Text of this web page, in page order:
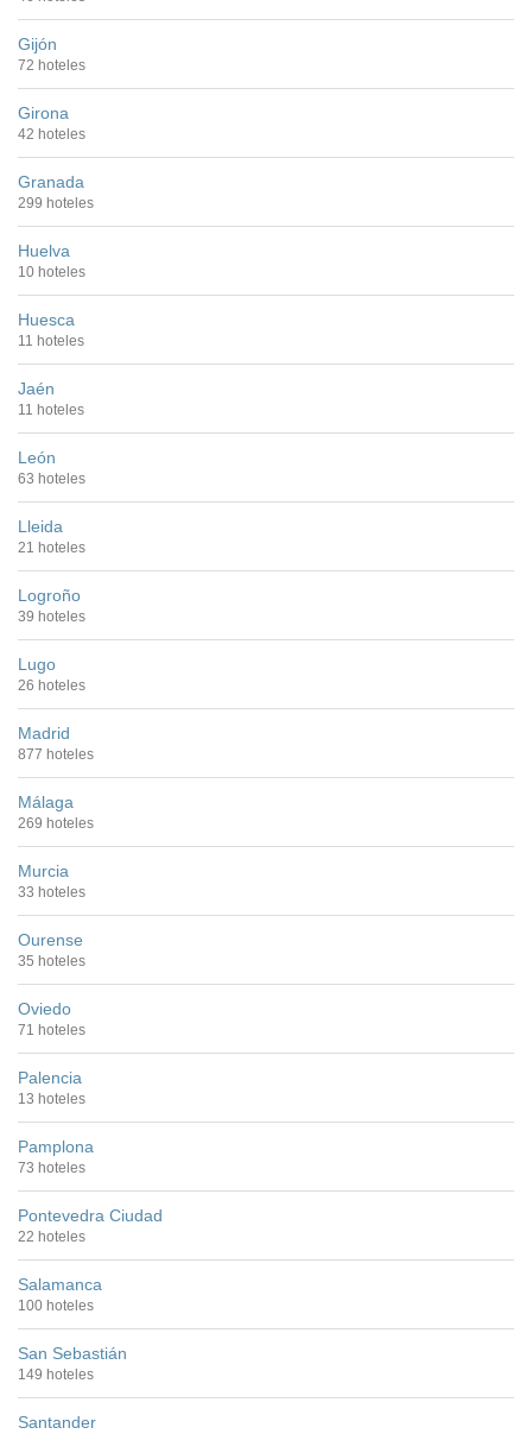
Gijón
72 hoteles
Girona
42 hoteles
Granada
299 hoteles
Huelva
10 hoteles
Huesca
11 hoteles
Jaén
11 hoteles
León
63 hoteles
Lleida
21 hoteles
Logroño
39 hoteles
Lugo
26 hoteles
Madrid
877 hoteles
Málaga
269 hoteles
Murcia
33 hoteles
Ourense
35 hoteles
Oviedo
71 hoteles
Palencia
13 hoteles
Pamplona
73 hoteles
Pontevedra Ciudad
22 hoteles
Salamanca
100 hoteles
San Sebastián
149 hoteles
Santander